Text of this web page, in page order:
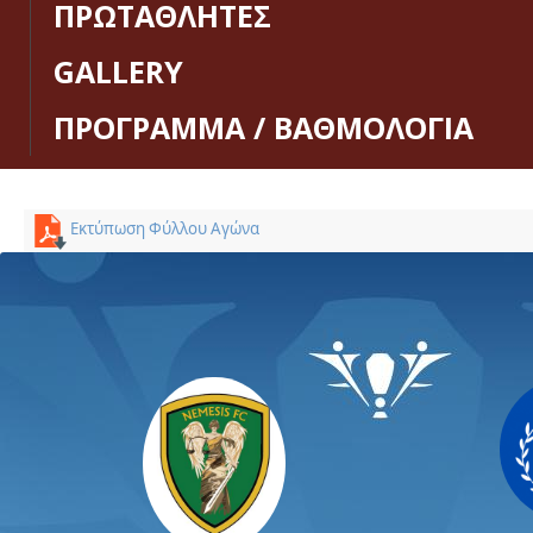
ΠΡΩΤΑΘΛΗΤΕΣ
GALLERY
ΠΡΟΓΡΑΜΜΑ / ΒΑΘΜΟΛΟΓΙΑ
Εκτύπωση Φύλλου Αγώνα